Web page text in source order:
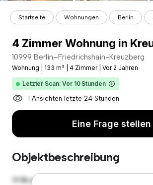
Startseite Wohnungen Berlin
10999 Berlin–Friedrichshain-Kreuzberg
Wohnung 133 m² 4 Zimmer Vor 2 Jahren
Letzter Scan: Vor 10 Stunden
1 Ansichten letzte 24 Stunden
Eine Frage stellen
Objektbeschreibung
Willkommen in Ihrem neuen urbanen